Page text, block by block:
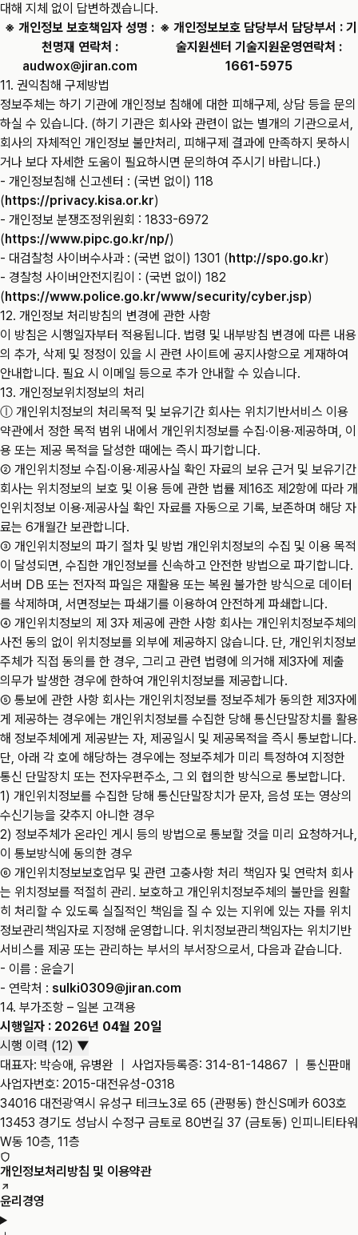
대해 지체 없이 답변하겠습니다.
※ 개인정보 보호책임자 성명 :
천명재 연락처 :
audwox@jiran.com
※ 개인정보보호 담당부서 담당부서 : 기
술지원센터 기술지원운영연락처 :
1661-5975
11. 권익침해 구제방법
정보주체는 하기 기관에 개인정보 침해에 대한 피해구제, 상담 등을 문의
하실 수 있습니다. (하기 기관은 회사와 관련이 없는 별개의 기관으로서,
회사의 자체적인 개인정보 불만처리, 피해구제 결과에 만족하지 못하시
거나 보다 자세한 도움이 필요하시면 문의하여 주시기 바랍니다.)
- 개인정보침해 신고센터 : (국번 없이) 118
(https://privacy.kisa.or.kr)
- 개인정보 분쟁조정위원회 : 1833-6972
(https://www.pipc.go.kr/np/)
- 대검찰청 사이버수사과 : (국번 없이) 1301 (http://spo.go.kr)
- 경찰청 사이버안전지킴이 : (국번 없이) 182
(https://www.police.go.kr/www/security/cyber.jsp)
12. 개인정보 처리방침의 변경에 관한 사항
이 방침은 시행일자부터 적용됩니다. 법령 및 내부방침 변경에 따른 내용
의 추가, 삭제 및 정정이 있을 시 관련 사이트에 공지사항으로 게재하여
안내합니다. 필요 시 이메일 등으로 추가 안내할 수 있습니다.
13. 개인정보위치정보의 처리
ⓛ 개인위치정보의 처리목적 및 보유기간 회사는 위치기반서비스 이용
약관에서 정한 목적 범위 내에서 개인위치정보를 수집·이용·제공하며, 이
용 또는 제공 목적을 달성한 때에는 즉시 파기합니다.
② 개인위치정보 수집·이용·제공사실 확인 자료의 보유 근거 및 보유기간
회사는 위치정보의 보호 및 이용 등에 관한 법률 제16조 제2항에 따라 개
인위치정보 이용·제공사실 확인 자료를 자동으로 기록, 보존하며 해당 자
료는 6개월간 보관합니다.
③ 개인위치정보의 파기 절차 및 방법 개인위치정보의 수집 및 이용 목적
이 달성되면, 수집한 개인정보를 신속하고 안전한 방법으로 파기합니다.
서버 DB 또는 전자적 파일은 재활용 또는 복원 불가한 방식으로 데이터
를 삭제하며, 서면정보는 파쇄기를 이용하여 안전하게 파쇄합니다.
④ 개인위치정보의 제 3자 제공에 관한 사항 회사는 개인위치정보주체의
사전 동의 없이 위치정보를 외부에 제공하지 않습니다. 단, 개인위치정보
주체가 직접 동의를 한 경우, 그리고 관련 법령에 의거해 제3자에 제출
의무가 발생한 경우에 한하여 개인위치정보를 제공합니다.
⑤ 통보에 관한 사항 회사는 개인위치정보를 정보주체가 동의한 제3자에
게 제공하는 경우에는 개인위치정보를 수집한 당해 통신단말장치를 활용
해 정보주체에게 제공받는 자, 제공일시 및 제공목적을 즉시 통보합니다.
단, 아래 각 호에 해당하는 경우에는 정보주체가 미리 특정하여 지정한
통신 단말장치 또는 전자우편주소, 그 외 협의한 방식으로 통보합니다.
1) 개인위치정보를 수집한 당해 통신단말장치가 문자, 음성 또는 영상의
수신기능을 갖추지 아니한 경우
2) 정보주체가 온라인 게시 등의 방법으로 통보할 것을 미리 요청하거나,
이 통보방식에 동의한 경우
⑥ 개인위치정보보호업무 및 관련 고충사항 처리 책임자 및 연락처 회사
는 위치정보를 적절히 관리. 보호하고 개인위치정보주체의 불만을 원활
히 처리할 수 있도록 실질적인 책임을 질 수 있는 지위에 있는 자를 위치
정보관리책임자로 지정해 운영합니다. 위치정보관리책임자는 위치기반
서비스를 제공 또는 관리하는 부서의 부서장으로서, 다음과 같습니다.
- 이름 : 윤슬기
- 연락처 : sulki0309@jiran.com
14. 부가조항 – 일본 고객용
시행일자 : 2026년 04월 20일
시행 이력 (12) ▼
대표자: 박승애, 유병완 ｜ 사업자등록증: 314-81-14867 ｜ 통신판매
사업자번호: 2015-대전유성-0318
34016 대전광역시 유성구 테크노3로 65 (관평동) 한신S메카 603호
13453 경기도 성남시 수정구 금토로 80번길 37 (금토동) 인피니티타워
W동 10층, 11층
개인정보처리방침 및 이용약관
윤리경영